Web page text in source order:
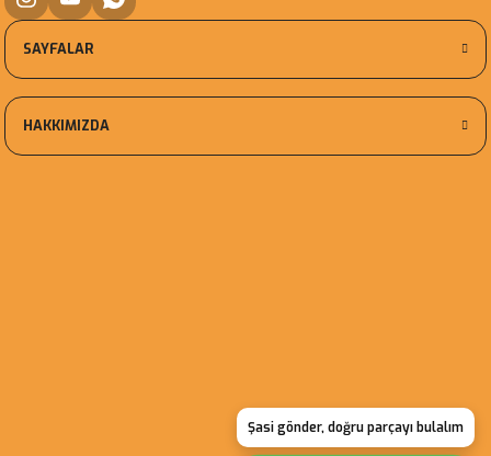
Şasi gönder, doğru parçayı bulalım
SAYFALAR
HAKKIMIZDA